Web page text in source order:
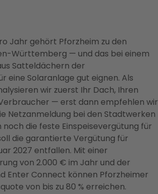
Jahr gehört Pforzheim zu den
Württemberg — und das bei einem
Satteldächern der
eine Solaranlage gut eignen. Als
wir zuerst Ihr Dach, Ihren
— erst dann empfehlen wir
Netzanmeldung bei den Stadtwerken
die feste Einspeisevergütung für
die garantierte Vergütung für
2027 entfallen. Mit einer
von 2.000 € im Jahr und der
Enter Connect können Pforzheimer
von bis zu 80 % erreichen.